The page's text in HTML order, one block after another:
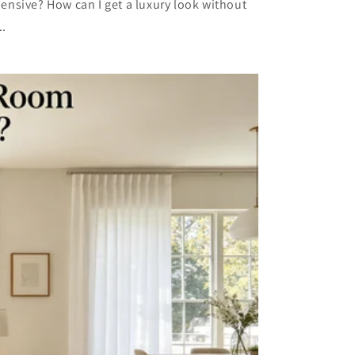
How can I get a luxury look without